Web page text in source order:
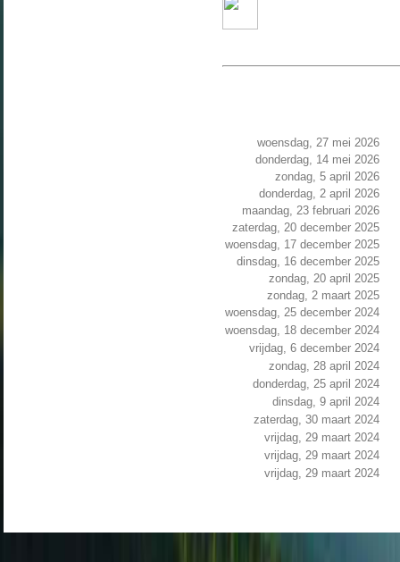
woensdag, 27 mei 2026
donderdag, 14 mei 2026
zondag, 5 april 2026
donderdag, 2 april 2026
maandag, 23 februari 2026
zaterdag, 20 december 2025
woensdag, 17 december 2025
dinsdag, 16 december 2025
zondag, 20 april 2025
zondag, 2 maart 2025
woensdag, 25 december 2024
woensdag, 18 december 2024
vrijdag, 6 december 2024
zondag, 28 april 2024
donderdag, 25 april 2024
dinsdag, 9 april 2024
zaterdag, 30 maart 2024
vrijdag, 29 maart 2024
vrijdag, 29 maart 2024
vrijdag, 29 maart 2024